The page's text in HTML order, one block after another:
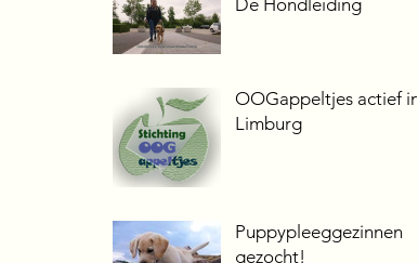
De Hondleiding
OOGappeltjes actief in
Limburg
Puppypleeggezinnen
gezocht!